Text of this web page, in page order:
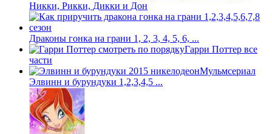
Никки, Рикки, Дикки и Дон
Драконы гонка на грани 1, 2, 3, 4, 5, 6, ...
Гарри Поттер все
части
Мульмсериал
Элвинн и бурундуки 1,2,3,4,5 ...